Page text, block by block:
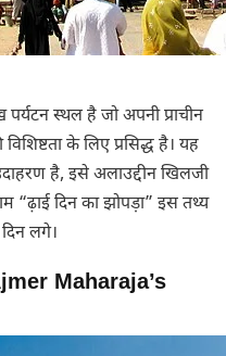
स्थल है जो अपनी प्राचीन
के लिए प्रसिद्ध है। यह
है, इसे अलाउद्दीन खिलजी
“ढ़ाई दिन का झोपड़ा” इस तथ्य
लगे।
Maharaja’s